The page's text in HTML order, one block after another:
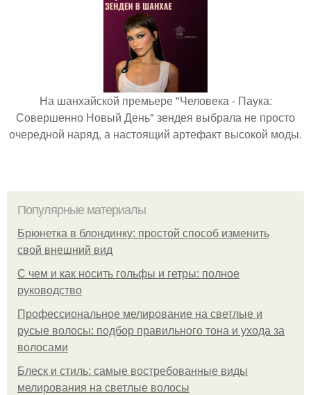
На шанхайской премьере "Человека - Паука:
Совершенно Новый День" зендея выбрала не просто
очередной наряд, а настоящий артефакт высокой моды.
Популярные материалы
Брюнетка в блондинку: простой способ изменить
свой внешний вид
С чем и как носить гольфы и гетры: полное
руководство
Профессиональное мелирование на светлые и
русые волосы: подбор правильного тона и ухода за
волосами
Блеск и стиль: самые востребованные виды
мелирования на светлые волосы